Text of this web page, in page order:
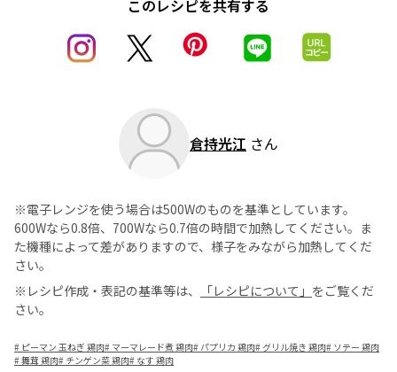
このレシピを共有する
倉持光江 さん
※電子レンジを使う場合は500Wのものを基準としています。
600Wなら0.8倍、700Wなら0.7倍の時間で加熱してください。ま
た機種によって差がありますので、様子をみながら加熱してくだ
さい。
※レシピ作成・表記の基準等は、
「レシピについて」 をご覧くだ
さい。
# ピーマン 玉ねぎ 鶏肉# マーマレード煮 鶏肉#パプリカ 鶏肉# グリル焼き 鶏肉# ソテー 鶏肉
#舞茸 鶏肉# チンゲン菜 鶏肉# なす 鶏肉